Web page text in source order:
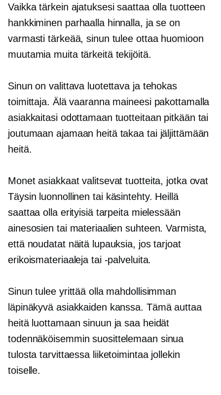
Vaikka tärkein ajatuksesi saattaa olla tuotteen
hankkiminen parhaalla hinnalla, ja se on
varmasti tärkeää, sinun tulee ottaa huomioon
muutamia muita tärkeitä tekijöitä.
Sinun on valittava luotettava ja tehokas
toimittaja. Älä vaaranna maineesi pakottamalla
asiakkaitasi odottamaan tuotteitaan pitkään tai
joutumaan ajamaan heitä takaa tai jäljittämään
heitä.
Monet asiakkaat valitsevat tuotteita, jotka ovat
Täysin luonnollinen tai käsintehty. Heillä
saattaa olla erityisiä tarpeita mielessään
ainesosien tai materiaalien suhteen. Varmista,
että noudatat näitä lupauksia, jos tarjoat
erikoismateriaaleja tai -palveluita.
Sinun tulee yrittää olla mahdollisimman
läpinäkyvä asiakkaiden kanssa. Tämä auttaa
heitä luottamaan sinuun ja saa heidät
todennäköisemmin suosittelemaan sinua
tulosta tarvittaessa liiketoimintaa jollekin
toiselle.